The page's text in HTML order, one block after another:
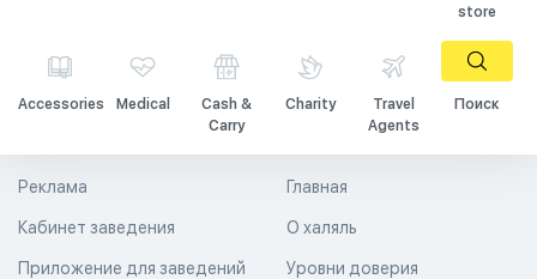
store
Accessories Medical
Cash &
Carry
Charity
Travel
Agents
Поиск
Главная
О халяль
Уровни доверия
Реклама
Кабинет заведения
Приложение для заведений